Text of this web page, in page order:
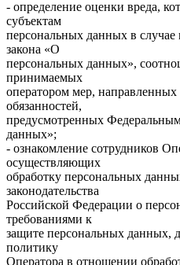
- определение оценки вреда,
субъектам
персональных данных в
закона «О
персональных данных»,
принимаемых
оператором мер,
обязанностей,
предусмотренных
данных»;
- ознакомление сотрудников
осуществляющих
обработку персональных
законодательства
Российской Федерации о
требованиями к
защите персональных данных,
политику
Оператора в отношении